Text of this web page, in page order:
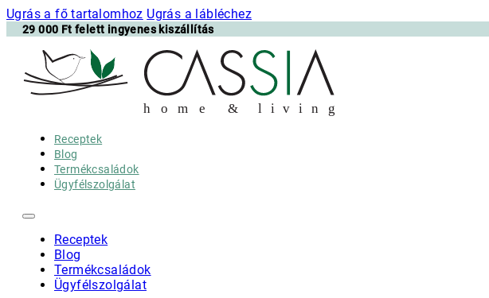
Ugrás a fő tartalomhoz Ugrás a lábléchez
29 000 Ft felett ingyenes kiszállítás
h o m e & l i v i n g
Receptek
Blog
Termékcsaládok
Ügyfélszolgálat
Receptek
Blog
Termékcsaládok
Ügyfélszolgálat